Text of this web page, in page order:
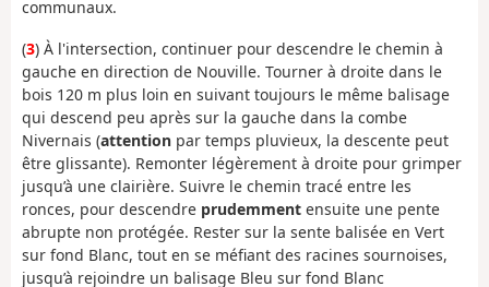
communaux.
(3) À l'intersection, continuer pour descendre le chemin à
gauche en direction de Nouville. Tourner à droite dans le
bois 120 m plus loin en suivant toujours le même balisage
qui descend peu après sur la gauche dans la combe
Nivernais (attention par temps pluvieux, la descente peut
être glissante). Remonter légèrement à droite pour grimper
jusqu’à une clairière. Suivre le chemin tracé entre les
ronces, pour descendre prudemment ensuite une pente
abrupte non protégée. Rester sur la sente balisée en Vert
sur fond Blanc, tout en se méfiant des racines sournoises,
jusqu’à rejoindre un balisage Bleu sur fond Blanc